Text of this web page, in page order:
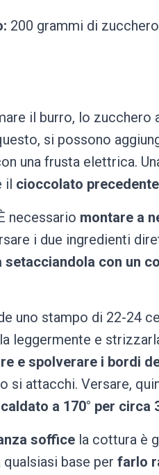
200 grammi di
il burro, lo zucchero
si possono
una frusta elettrica.
il cioccolato
necessario montare a
i due ingredienti
setacciandola con un
uno stampo di 22-24
leggermente e
e spolverare i bordi
si attacchi. Versare,
a 170° per circa
soffice la cottura è
base per farlo